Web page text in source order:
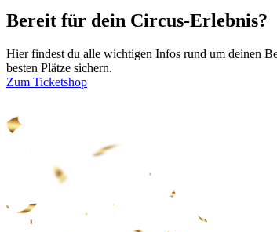
Bereit für dein Circus-Erlebnis?
Hier findest du alle wichtigen Infos rund um deinen
besten Plätze sichern.
Zum Ticketshop